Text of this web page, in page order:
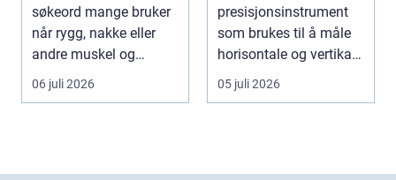
søkeord mange bruker
når rygg, nakke eller
andre muskel og
leddplager begynn...
06 juli 2026
presisjonsinstrument
som brukes til å måle
horisontale og vertikale
vinkle...
05 juli 2026